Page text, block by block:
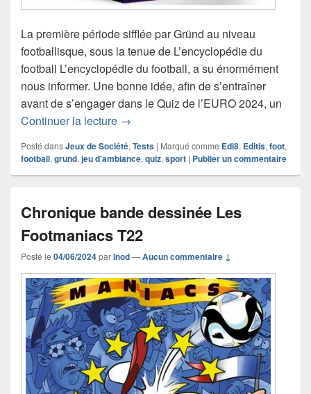
La première période sifflée par Gründ au niveau
footballisque, sous la tenue de L’encyclopédie du
football L’encyclopédie du football, a su énormément
nous informer. Une bonne idée, afin de s’entraîner
avant de s’engager dans le Quiz de l’EURO 2024, un
Continuer la lecture Chronique jeu de société Quiz de
→
Posté dansJeux de Société, Tests | Marqué comme Edi8, Editis, foot,
football, grund, jeu d'ambiance, quiz, sport | Publier un commentaire
Chronique bande dessinée Les
Footmaniacs T22
Posté le 04/06/2024parInod—Aucun commentaire ↓